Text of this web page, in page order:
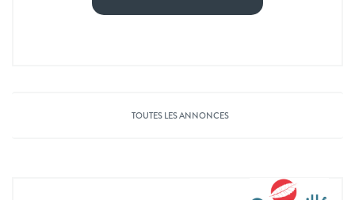
TOUTES LES ANNONCES